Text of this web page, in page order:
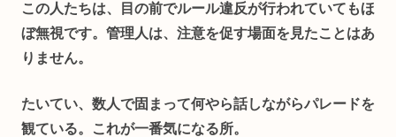
この人たちは、目の前でルール違反が行われていてもほ
ぼ無視です。管理人は、注意を促す場面を見たことはあ
りません。
たいてい、数人で固まって何やら話しながらパレードを
観ている。これが一番気になる所。